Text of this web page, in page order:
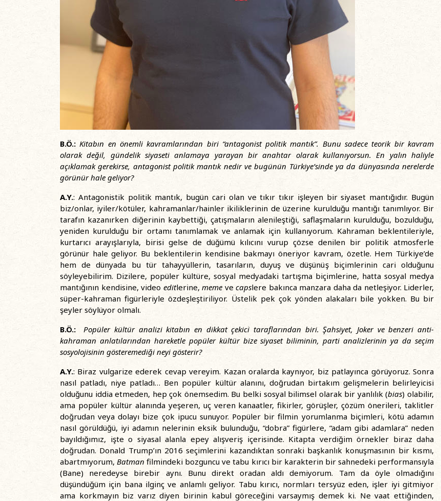
B.Ö.:Kitabın en önemli kavramlarından biri “antagonist politik mantık”. Bunu sadece teorik bir kavram
olarak değil, gündelik siyaseti anlamaya yarayan bir anahtar olarak kullanıyorsun. En yalın haliyle
açıklamak gerekirse, antagonist politik mantık nedir ve bugünün Türkiye’sinde ya da dünyasında nerelerde
görünür hale geliyor?
A.Y.: Antagonistik politik mantık, bugün cari olan ve tıkır tıkır işleyen bir siyaset mantığıdır. Bugün
biz/onlar, iyiler/kötüler, kahramanlar/hainler ikiliklerinin de üzerine kurulduğu mantığı tanımlıyor. Bir
tarafın kazanırken diğerinin kaybettiği, çatışmaların alenileştiği, saflaşmaların kurulduğu, bozulduğu,
yeniden kurulduğu bir ortamı tanımlamak ve anlamak için kullanıyorum. Kahraman beklentileriyle,
kurtarıcı arayışlarıyla, birisi gelse de düğümü kılıcını vurup çözse denilen bir politik atmosferle
görünür hale geliyor. Bu beklentilerin kendisine bakmayı öneriyor kavram, özetle. Hem Türkiye’de
hem de dünyada bu tür tahayyüllerin, tasarıların, duyuş ve düşünüş biçimlerinin cari olduğunu
söyleyebilirim. Dizilere, popüler kültüre, sosyal medyadaki tartışma biçimlerine, hatta sosyal medya
mantığının kendisine, video editlerine, meme ve capslere bakınca manzara daha da netleşiyor. Liderler,
süper-kahraman figürleriyle özdeşleştiriliyor. Üstelik pek çok yönden alakaları bile yokken. Bu bir
şeyler söylüyor olmalı.
B.Ö.:Popüler kültür analizi kitabın en dikkat çekici taraflarından biri. Şahsiyet, Joker ve benzeri anti-
kahraman anlatılarından hareketle popüler kültür bize siyaset biliminin, parti analizlerinin ya da seçim
sosyolojisinin gösteremediği neyi gösterir?
A.Y.: Biraz vulgarize ederek cevap vereyim. Kazan oralarda kaynıyor, biz patlayınca görüyoruz. Sonra
nasıl patladı, niye patladı… Ben popüler kültür alanını, doğrudan birtakım gelişmelerin belirleyicisi
olduğunu iddia etmeden, hep çok önemsedim. Bu belki sosyal bilimsel olarak bir yanlılık (bias) olabilir,
ama popüler kültür alanında yeşeren, uç veren kanaatler, fikirler, görüşler, çözüm önerileri, taklitler
doğrudan veya dolayı bize çok ipucu sunuyor. Popüler bir filmin yorumlanma biçimleri, kötü adamın
nasıl görüldüğü, iyi adamın nelerinin eksik bulunduğu, “dobra” figürlere, “adam gibi adamlara” neden
bayıldığımız, işte o siyasal alanla epey alışveriş içerisinde. Kitapta verdiğim örnekler biraz daha
doğrudan. Donald Trump’ın 2016 seçimlerini kazandıktan sonraki başkanlık konuşmasının bir kısmı,
abartmıyorum,Batman filmindeki bozguncu ve tabu kırıcı bir karakterin bir sahnedeki performansıyla
(Bane) neredeyse birebir aynı. Bunu direkt oradan aldı demiyorum. Tam da öyle olmadığını
düşündüğüm için bana ilginç ve anlamlı geliyor. Tabu kırıcı, normları tersyüz eden, işler iyi gitmiyor
ama korkmayın biz varız diyen birinin kabul göreceğini varsaymış demek ki. Ne vaat ettiğinden,